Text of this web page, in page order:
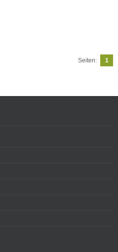
Seiten: 1